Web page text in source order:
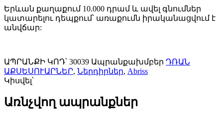
Երևան քաղաքում 10.000 դրամ և ավել գնումներ
կատարելու դեպքում՝ առաքումն իրականացվում է
անվճար:
ԱՊՐԱՆՔԻ ԿՈԴ՝ 30039 Ապրանքախմբեր ԴՌԱՆ
ԱՔՍԵՍՈՒԱՐՆԵՐ, Ներդիրներ, Abriss
Կիսվել՝
Առնչվող ապրանքներ